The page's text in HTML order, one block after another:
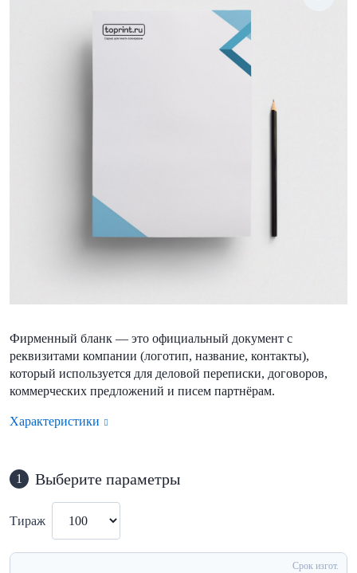
Фирменный бланк — это официальный документ с
реквизитами компании (логотип, название, контакты),
который используется для деловой переписки, договоров,
коммерческих предложений и писем партнёрам.
Характеристики
1 Выберите параметры
Тираж
Срок изгот.